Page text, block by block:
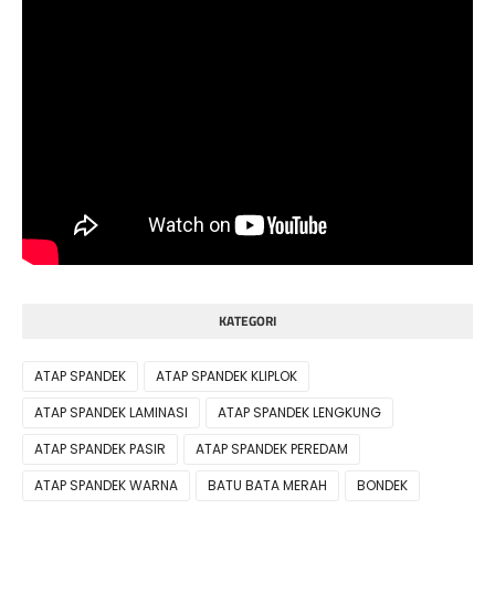
KATEGORI
ATAP SPANDEK
ATAP SPANDEK KLIPLOK
ATAP SPANDEK LAMINASI
ATAP SPANDEK LENGKUNG
ATAP SPANDEK PASIR
ATAP SPANDEK PEREDAM
ATAP SPANDEK WARNA
BATU BATA MERAH BONDEK